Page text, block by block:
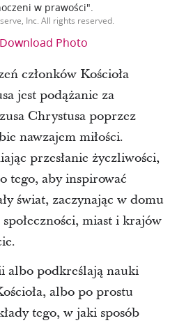
w prawości".
Inc. All rights reserved.
Download Photo
członków Kościoła
jest podążanie za
Chrystusa poprzez
nawzajem miłości.
przesłanie życzliwości,
tego, aby inspirować
świat, zaczynając w domu
miast i krajów
albo podkreślają nauki
albo po prostu
tego, w jaki sposób